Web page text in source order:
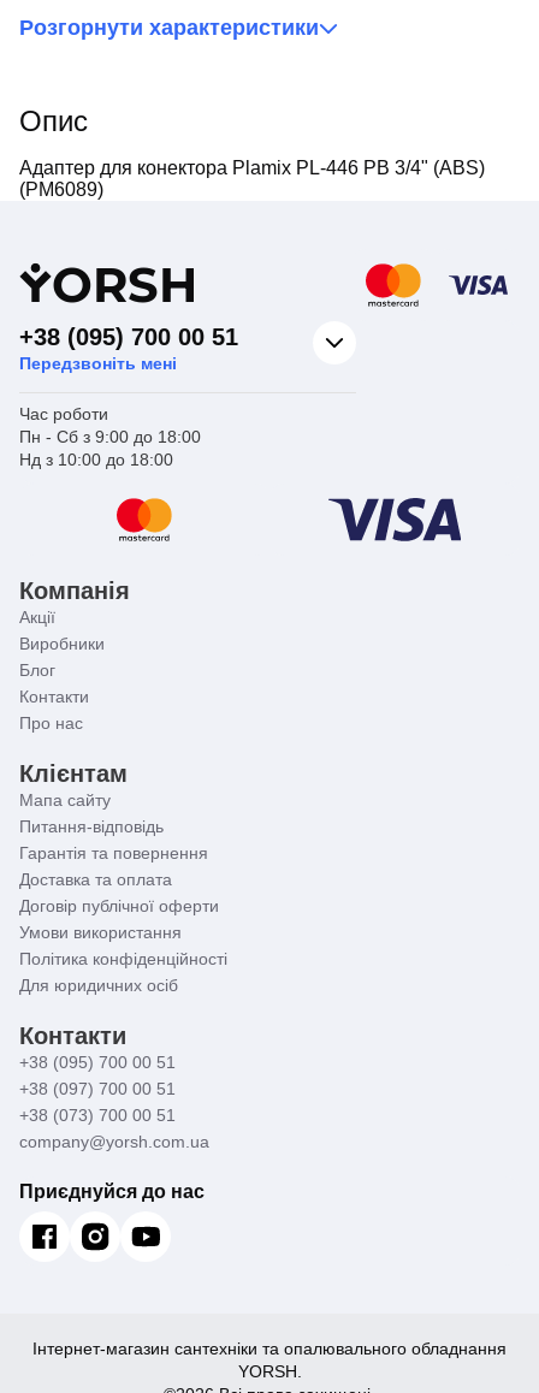
Розгорнути характеристики
Опис
Адаптер для конектора Plamix PL-446 РВ 3/4" (ABS)
(PM6089)
YORSH
+38 (095) 700 00 51
Передзвоніть мені
Час роботи
Пн - Сб з 9:00 до 18:00
Нд з 10:00 до 18:00
Компанія
Акції
Виробники
Блог
Контакти
Про нас
Клієнтам
Мапа сайту
Питання-відповідь
Гарантія та повернення
Доставка та оплата
Договір публічної оферти
Умови використання
Політика конфіденційності
Для юридичних осіб
Контакти
+38 (095) 700 00 51
+38 (097) 700 00 51
+38 (073) 700 00 51
company@yorsh.com.ua
Приєднуйся до нас
Інтернет-магазин сантехніки та опалювального обладнання
YORSH.